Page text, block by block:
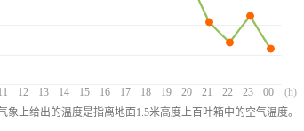
12 13 14 15 16 17 18 19 20 21 22 23 00 (h)
上给出的温度是指离地面1.5米高度上百叶箱中的空气温度。